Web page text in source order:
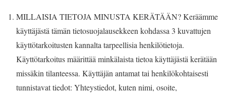
MILLAISIA TIETOJA MINUSTA KERÄTÄÄN? Keräämme
käyttäjästä tämän tietosuojalausekkeen kohdassa 3 kuvattujen
käyttötarkoitusten kannalta tarpeellisia henkilötietoja.
Käyttötarkoitus määrittää minkälaista tietoa käyttäjästä kerätään
missäkin tilanteessa. Käyttäjän antamat tai henkilökohtaisesti
tunnistavat tiedot: Yhteystiedot, kuten nimi, osoite,